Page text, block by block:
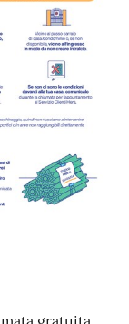
gratuita